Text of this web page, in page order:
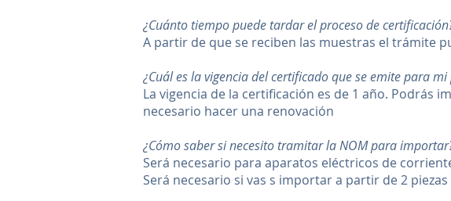
¿Cuánto tiempo puede tardar el proceso de
A partir de que se reciben las muestras el trámite
¿Cuál es la vigencia del certificado que se emite para
La vigencia de la certificación es de 1 año.
necesario hacer una renovación
¿Cómo saber si necesito tramitar la NOM para
Será necesario para aparatos eléctricos de
Será necesario si vas s importar a partir de 2